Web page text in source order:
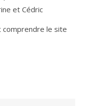
et Cédric
le site